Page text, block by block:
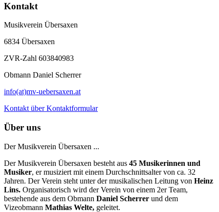
Kontakt
Musikverein Übersaxen
6834 Übersaxen
ZVR-Zahl 603840983
Obmann Daniel Scherrer
info(at)mv-uebersaxen.at
Kontakt über Kontaktformular
Über uns
Der Musikverein Übersaxen ...
Der Musikverein Übersaxen besteht aus 45 Musikerinnen und
Musiker, er musiziert mit einem Durchschnittsalter von ca. 32
Jahren. Der Verein steht unter der musikalischen Leitung von Heinz
Lins. Organisatorisch wird der Verein von einem 2er Team,
bestehende aus dem Obmann Daniel Scherrer und dem
Vizeobmann Mathias Welte, geleitet.